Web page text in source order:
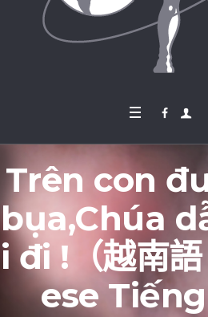
Trên con
bụa,Chúa
i đi !（越南
ese